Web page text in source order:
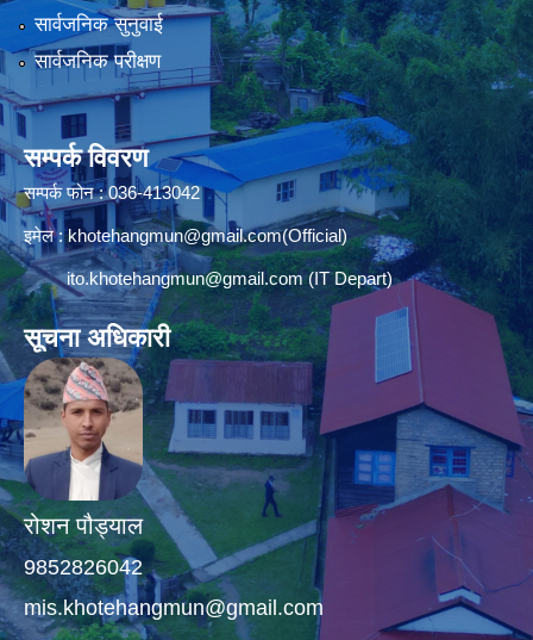
सार्वजनिक सुनुवाई
सार्वजनिक परीक्षण
सम्पर्क विवरण
सम्पर्क फोन : 036-413042
इमेल :khotehangmun@gmail.com(Official)
ito.khotehangmun@gmail.com(IT Depart)
सूचना अधिकारी
रोशन पौड्याल
9852826042
mis.khotehangmun@gmail.com